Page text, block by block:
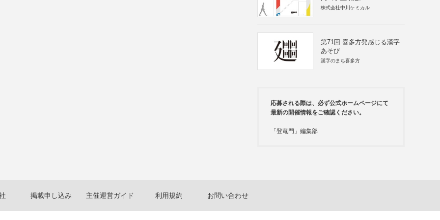
株式会社中川ケミカル
第71回 喜多方発感じる漢字
あそび
漢字のまち喜多方
応募される際は、必ず公式ホームページにて
最新の開催情報をご確認ください。
「登竜門」編集部
掲載申し込み 主催運営ガイド 利用規約 お問い合わせ